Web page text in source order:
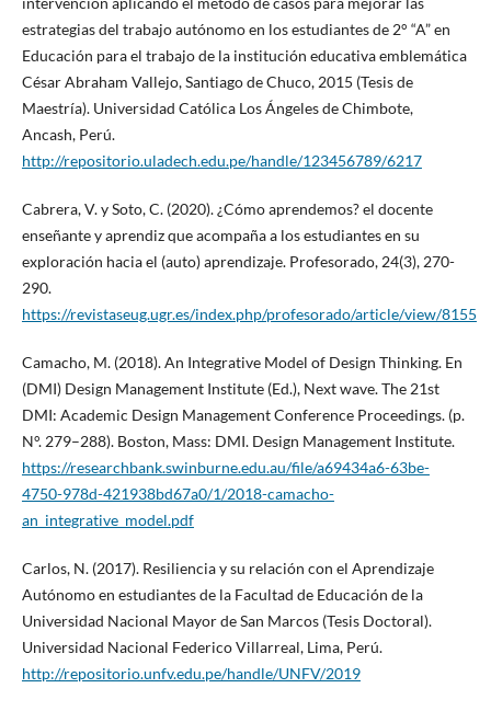
estrategias del trabajo autónomo en los estudiantes de 2° “A” en
Educación para el trabajo de la institución educativa emblemática
César Abraham Vallejo, Santiago de Chuco, 2015 (Tesis de
Maestría). Universidad Católica Los Ángeles de Chimbote,
Ancash, Perú.
http://repositorio.uladech.edu.pe/handle/123456789/6217
Cabrera, V. y Soto, C. (2020). ¿Cómo aprendemos? el docente
enseñante y aprendiz que acompaña a los estudiantes en su
exploración hacia el (auto) aprendizaje. Profesorado, 24(3), 270-
290.
https://revistaseug.ugr.es/index.php/profesorado/article/view/8155
Camacho, M. (2018). An Integrative Model of Design Thinking. En
(DMI) Design Management Institute (Ed.), Next wave. The 21st
DMI: Academic Design Management Conference Proceedings. (p.
N°. 279–288). Boston, Mass: DMI. Design Management Institute.
https://researchbank.swinburne.edu.au/file/a69434a6-63be-
4750-978d-421938bd67a0/1/2018-camacho-
an_integrative_model.pdf
Carlos, N. (2017). Resiliencia y su relación con el Aprendizaje
Autónomo en estudiantes de la Facultad de Educación de la
Universidad Nacional Mayor de San Marcos (Tesis Doctoral).
Universidad Nacional Federico Villarreal, Lima, Perú.
http://repositorio.unfv.edu.pe/handle/UNFV/2019